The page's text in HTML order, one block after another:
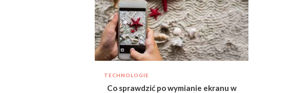
TECHNOLOGIE
Co sprawdzić po wymianie ekranu w